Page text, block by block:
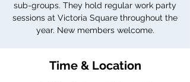
sub-groups. They hold regular work party
sessions at Victoria Square throughout the
year. New members welcome.
Time & Location